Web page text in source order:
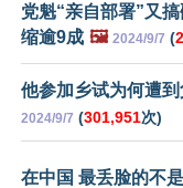
党魁“亲自部署”又
缩逾9成 🖼️ 2024/9/7 (
他参加乡试为何遭
2024/9/7 (301,951次)
在中国 最丢脸的不